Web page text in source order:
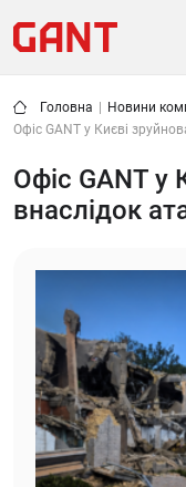
Головна Новини
Офіс GANT у Києві
Офіс GANT у
внаслідок